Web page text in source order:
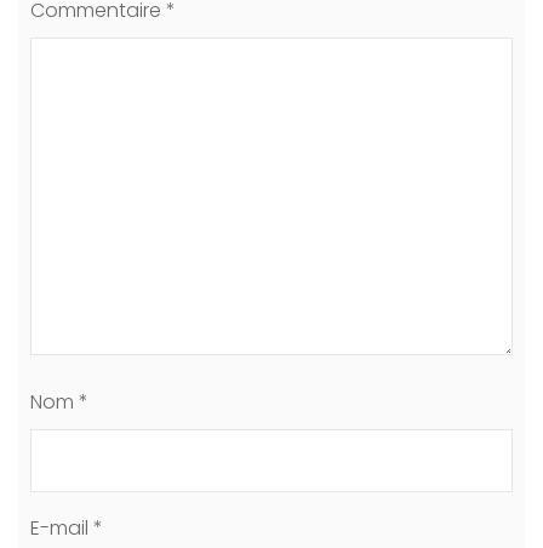
Commentaire *
Nom *
E-mail *